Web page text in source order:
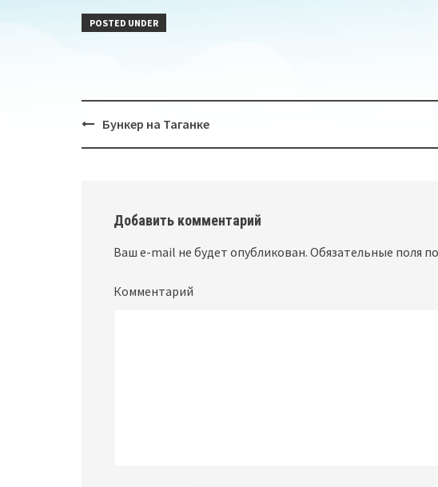
POSTED UNDER
Post
Бункер на Таганке
Добавить комментарий
Ваш e-mail не будет опубликован. Обязательные поля
Комментарий